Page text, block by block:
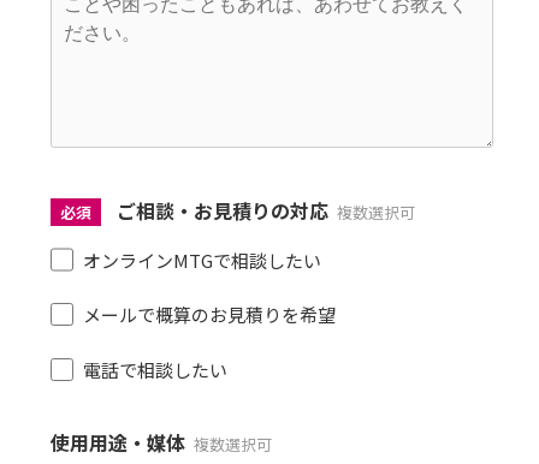
必須 ご相談・お見積りの対応 複数選択可
オンラインMTGで相談したい
メールで概算のお見積りを希望
電話で相談したい
使用用途・媒体 複数選択可